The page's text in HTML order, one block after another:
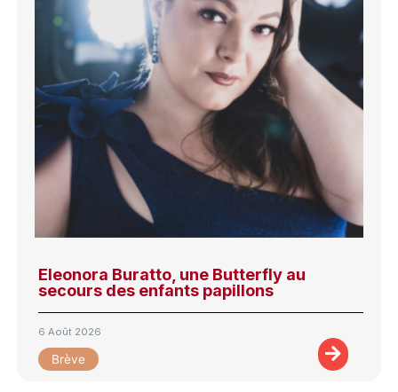
Eleonora Buratto, une Butterfly au
secours des enfants papillons
6 Août 2026
Brève